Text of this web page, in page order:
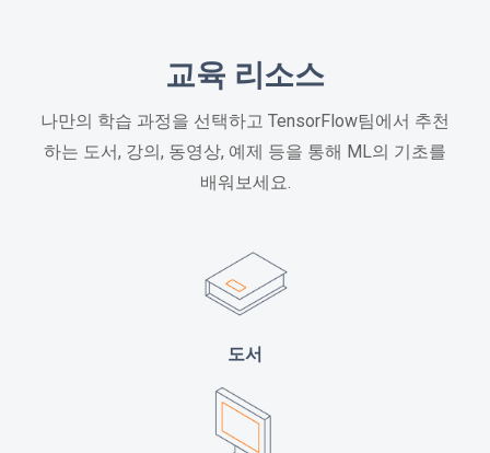
교육 리소스
나만의 학습 과정을 선택하고 TensorFlow팀에서 추천
하는 도서, 강의, 동영상, 예제 등을 통해 ML의 기초를
배워보세요.
도서